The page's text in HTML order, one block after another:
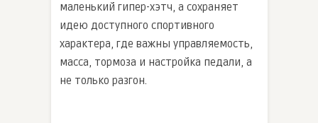
маленький гипер-хэтч, а сохраняет
идею доступного спортивного
характера, где важны управляемость,
масса, тормоза и настройка педали, а
не только разгон.